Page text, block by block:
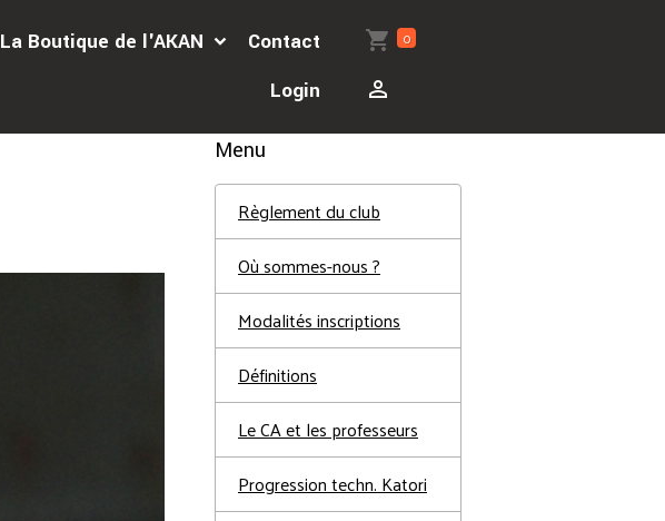
La Boutique de l'AKAN
Contact
Login
0
Menu
Règlement du club
Où sommes-nous ?
Modalités inscriptions
Définitions
Le CA et les professeurs
Progression techn. Katori